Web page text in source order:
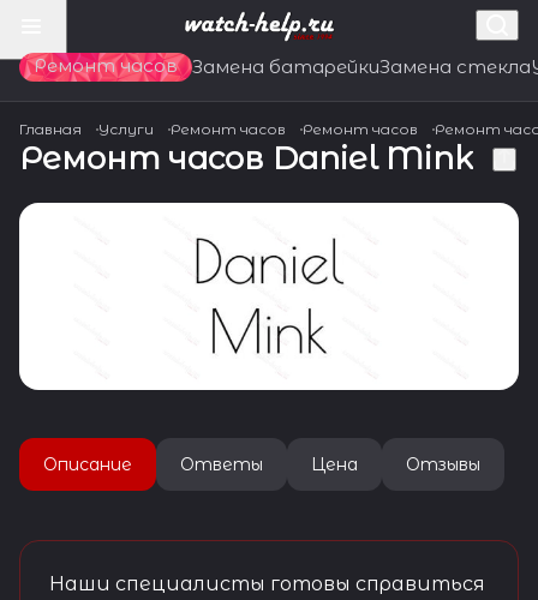
Ремонт часов Замена батарейкиЗамена стекла
Главная Услуги Ремонт часов Ремонт часов Ремонт
Ремонт часов Daniel Mink
Описание Ответы Цена Отзывы
Наши специалисты готовы справиться